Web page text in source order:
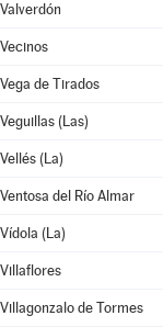
Valverdón
Vecinos
Vega de Tirados
Veguillas (Las)
Vellés (La)
Ventosa del Río Almar
Vídola (La)
Villaflores
Villagonzalo de Tormes